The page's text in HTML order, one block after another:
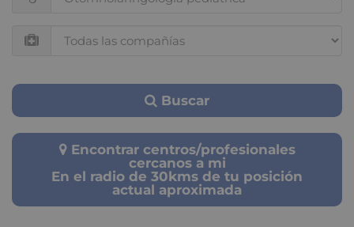
Buscar
Encontrar centros/profesionales
cercanos a mi
En el radio de 30kms de tu posición
actual aproximada